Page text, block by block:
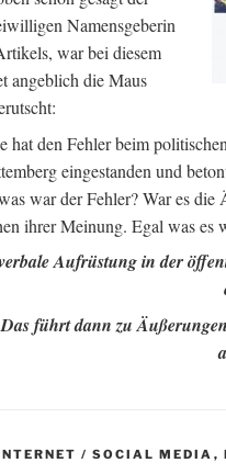
Namensgeberin
war bei diesem
angeblich die Maus
hat den Fehler beim
eingestanden und
war der Fehler? War es die
ihrer Meinung. Egal was es
Aufrüstung in der
Das führt dann zu
/ SOCIAL MEDIA ,